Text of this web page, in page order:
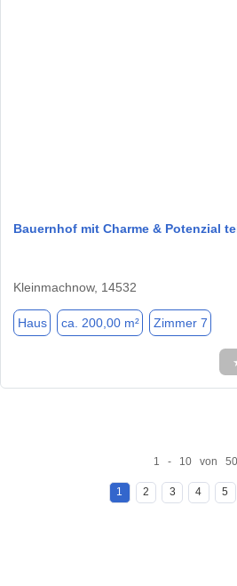
Bauernhof mit Charme & Potenzial
Kleinmachnow, 14532
Haus ca. 200,00 m² Zimmer 7
1 - 10 von
1 2 3 4 5